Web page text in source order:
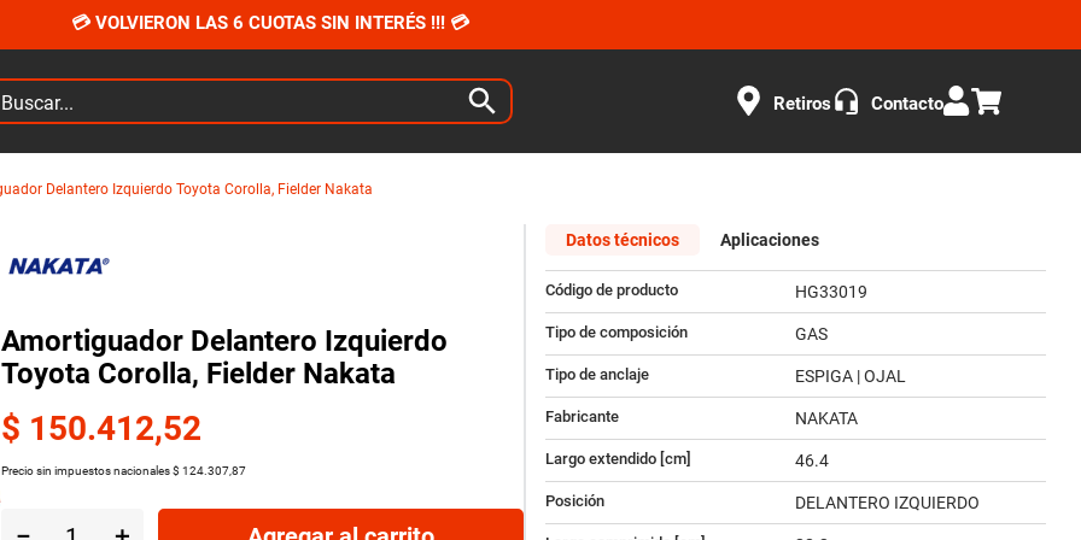
💳 VOLVIERON LAS 6 CUOTAS SIN INTERÉS !!! 💳
Retiros Contacto
Delantero Izquierdo Toyota Corolla, Fielder Nakata
Amortiguador Delantero Izquierdo
Toyota Corolla, Fielder Nakata
$ 150.412,52
Precio sin impuestos nacionales$ 124. 307,87
Datos técnicos Aplicaciones
Código de producto HG33019
Tipo de composición GAS
Tipo de anclaje ESPIGA | OJAL
Fabricante NAKATA
Largo extendido [cm] 46.4
Posición DELANTERO IZQUIERDO